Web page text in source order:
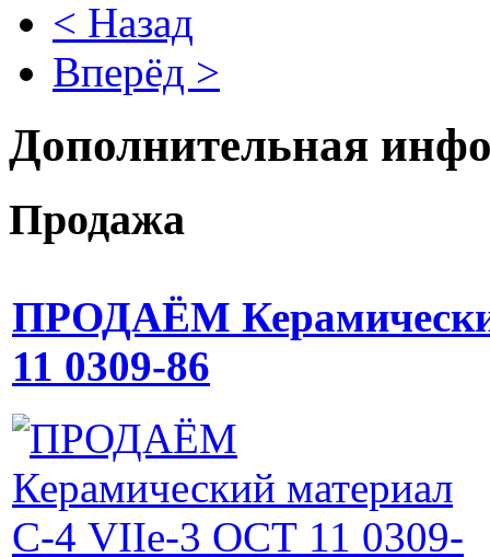
< Назад
Вперёд >
Дополнительная
Продажа
ПРОДАЁМ
11 0309-86